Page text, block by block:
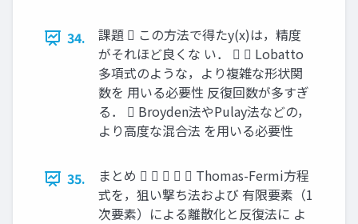
34.
課題  この方法で得たy(x)は，精度
がそれほど良くな い．   Lobatto
多項式のような，より複雑な形状関
数を 用いる必要性 反復回数が多すぎ
る．  Broyden法やPulay法などの，
より高度な混合法 を用いる必要性
35.
まとめ      Thomas-Fermi方程
式を，狙い撃ち法および 有限要素（1
次要素）による離散化と反復法に よ